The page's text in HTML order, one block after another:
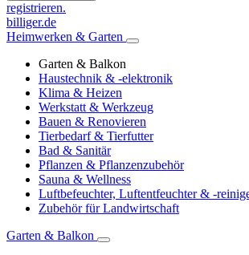
registrieren.
billiger.de
Heimwerken & Garten
Garten & Balkon
Haustechnik & -elektronik
Klima & Heizen
Werkstatt & Werkzeug
Bauen & Renovieren
Tierbedarf & Tierfutter
Bad & Sanitär
Pflanzen & Pflanzenzubehör
Sauna & Wellness
Luftbefeuchter, Luftentfeuchter & -
Zubehör für Landwirtschaft
Garten & Balkon